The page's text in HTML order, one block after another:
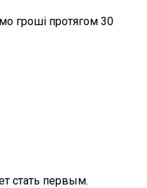
гроші протягом 30
стать первым.